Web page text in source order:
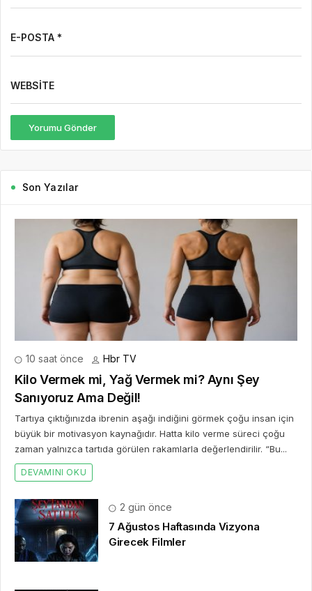
E-POSTA *
WEBSITE
Yorumu Gönder
Son Yazılar
10 saat önce Hbr TV
Kilo Vermek mi, Yağ Vermek mi? Aynı Şey
Sanıyoruz Ama Değil!
Tartıya çıktığınızda ibrenin aşağı indiğini görmek çoğu insan için
büyük bir motivasyon kaynağıdır. Hatta kilo verme süreci çoğu
zaman yalnızca tartıda görülen rakamlarla değerlendirilir. “Bu...
DEVAMINI OKU
2 gün önce
7 Ağustos Haftasında Vizyona
Girecek Filmler